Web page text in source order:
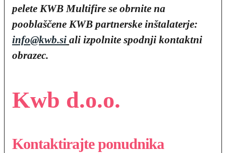
pelete KWB Multifire se obrnite na
pooblaščene KWB partnerske inštalaterje:
info@kwb.si ali izpolnite spodnji kontaktni
obrazec.
Kwb d.o.o.
Kontaktirajte ponudnika